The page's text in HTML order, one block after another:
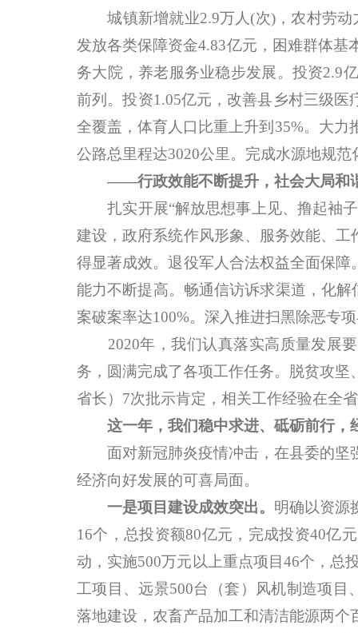
城镇新增就业2.9万人(次)，农村劳动
发放各类保障资金4.83亿元，困难群体
务大院，养老服务业稳步发展。投资2.9
前列。投资1.05亿元，改善县乡村三级
全覆盖，体育人口比重上升到35%。大
公路总里程达3020公里。完成水源地规
——行政效能不断提升，社会大局和
扎实开展“解放思想事上见、撸起袖子
建设，政府系统作风形象、服务效能、
得显著成效。退役军人合法权益全面保
能力不断提高。畅通信访诉求渠道，化
案破案率达100%。深入推进扫黑除恶专
2020年，我们认真落实高质量发展要
务，圆满完成了各项工作任务。脱贫攻
省长）7次批示肯定，相关工作经验在全
这一年，我们稳中求进、砥砺前行，
面对新冠肺炎疫情冲击，在县委的坚
经济向好发展的可喜局面。
一是项目建设成效突出。 明确以资源
16个，总投资额80亿元，完成投资40亿
动，实施500万元以上重点项目46个，总
工项目、远景500台（套）风机制造项目
落地建设，农畜产品加工和清洁能源两个